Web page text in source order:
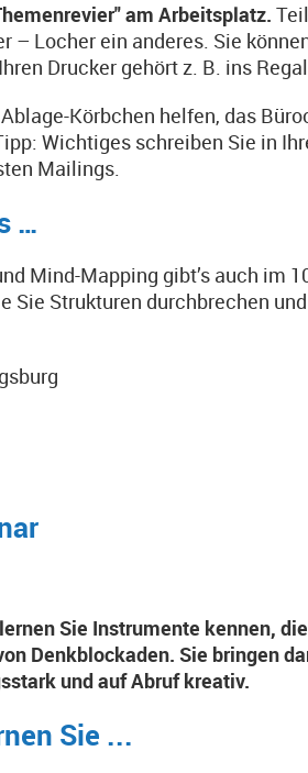
am Arbeitsplatz.
– Locher ein anderes. Sie
Drucker gehört z. B. ins
Ablage-Körbchen helfen, das
Wichtiges schreiben Sie in
Mailings.
…
Mind-Mapping gibt’s auch im
Sie Strukturen durchbrechen
Sie Instrumente kennen,
Denkblockaden. Sie bringen
und auf Abruf kreativ.
Sie ...